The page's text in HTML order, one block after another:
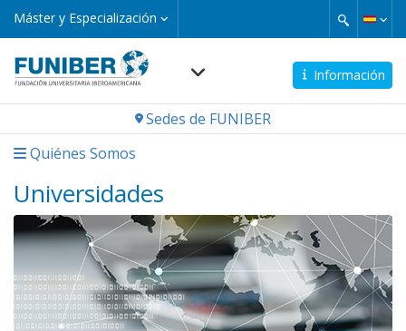
Pasar
principal
Máster y Especialización
Máster
y
Información
Navegación
Sedes de FUNIBER
Quiénes Somos
Universidades